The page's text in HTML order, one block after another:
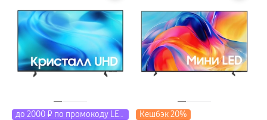
пвз
сплит
Уценка
до 2000 ₽ по промокоду LETO
Кешбэк 20%